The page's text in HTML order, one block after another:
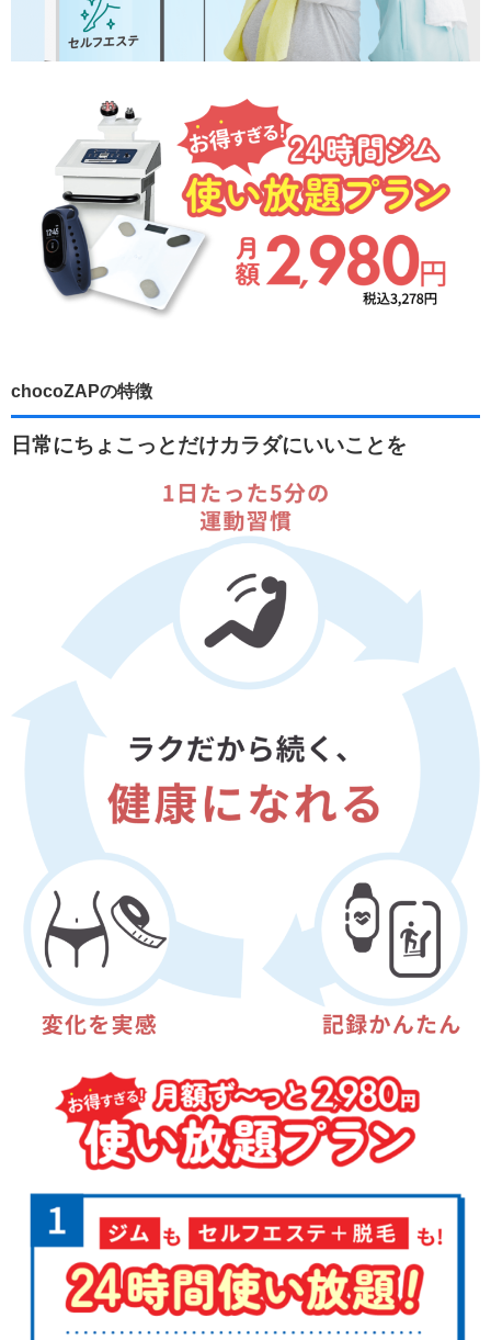
chocoZAPの特徴
日常にちょこっとだけカラダにいいことを